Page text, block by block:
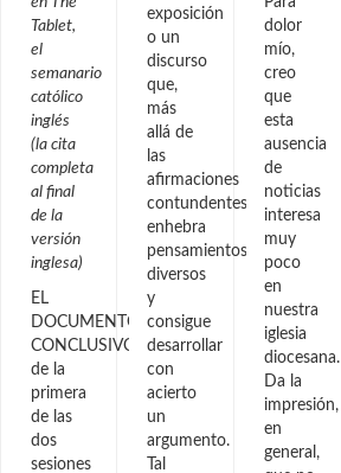
Tablet,
el
semanario
católico
inglés
(la cita
completa
al final
de la
versión
inglesa)
EL
DOCUMENTO
CONCLUSIVO
de la
primera
de las
dos
sesiones
exposición
o un
discurso
que,
más
allá de
las
afirmaciones
contundentes,
enhebra
pensamientos
diversos
y
consigue
desarrollar
con
acierto
un
argumento.
Tal
dolor
mío,
creo
que
esta
ausencia
de
noticias
interesa
muy
poco
en
nuestra
iglesia
diocesana.
Da la
impresión,
en
general,